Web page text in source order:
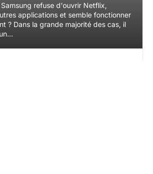
refuse d'ouvrir Netflix,
applications et semble fonctionner
? Dans la grande majorité des cas, il